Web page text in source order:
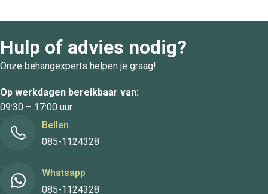
Hulp of advies nodig?
Onze behangexperts helpen je graag!
Op werkdagen bereikbaar van:
09:30 – 17:00 uur
Bellen
085-1124328
Whatsapp
085-1124328